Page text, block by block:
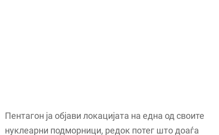
Пентагон ја објави локацијата на една од своите
нуклеарни подморници, редок потег што доаѓа